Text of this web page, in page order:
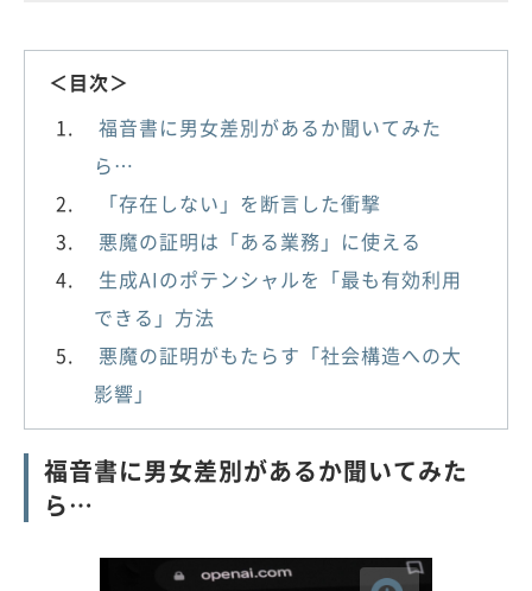
＜目次＞
福音書に男女差別があるか聞いてみた
ら…
「存在しない」を断言した衝撃
悪魔の証明は「ある業務」に使える
生成AIのポテンシャルを「最も有効利用
できる」方法
悪魔の証明がもたらす「社会構造への大
影響」
福音書に男女差別があるか聞いてみた
ら…